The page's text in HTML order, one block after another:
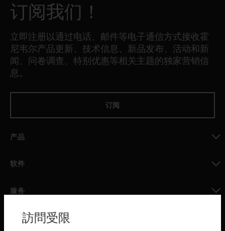
订阅我们！
立即注册以通过电话、邮件等电子通信方式接收霍
尼韦尔产品更新、技术信息、新品发布、活动和新
闻、问卷调查、特别优惠等相关主题的独家营销信
息。
订阅
产品
软件
服务
toggle view
行业訪問受限